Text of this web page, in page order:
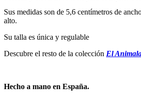
Sus medidas son de 5,6 centímetros de
alto.
Su talla es única y regulable
Descubre el resto de la colección El
Hecho a mano en España.